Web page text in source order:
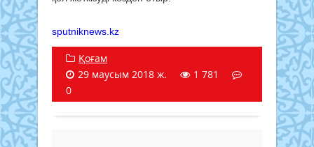
sputniknews.kz
Қоғам
29 маусым 2018 ж.
1 781
0